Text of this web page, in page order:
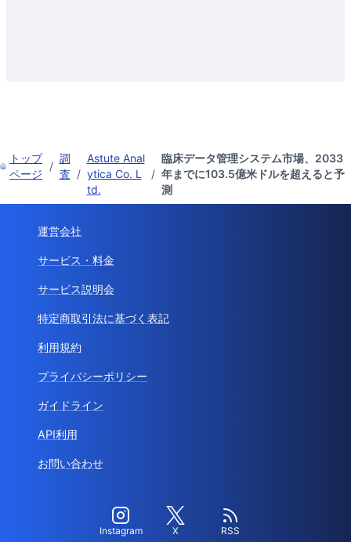
トップ
ページ
/
調
査 /
Astute Anal
ytica Co. L
td.
/
臨床データ管理システム市場、2033
年までに103.5億米ドルを超えると予
測
運営会社
サービス・料金
サービス説明会
特定商取引法に基づく表記
利用規約
プライバシーポリシー
ガイドライン
API利用
お問い合わせ
Instagram X RSS